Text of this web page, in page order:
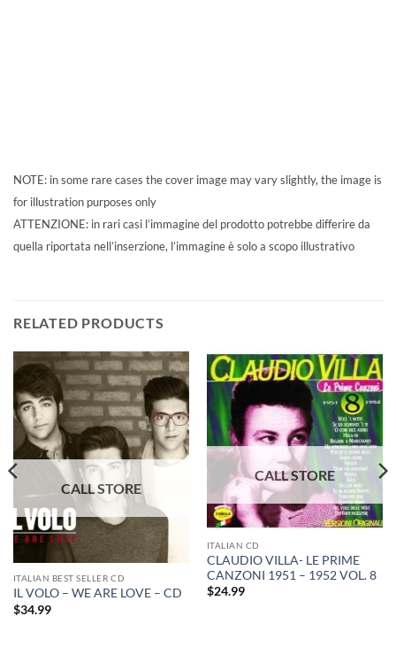
NOTE: in some rare cases the cover image may vary slightly, the image is
for illustration purposes only
ATTENZIONE: in rari casi l’immagine del prodotto potrebbe differire da
quella riportata nell’inserzione, l’immagine è solo a scopo illustrativo
RELATED PRODUCTS
ITALIAN BEST SELLER CD
IL VOLO – WE ARE LOVE – CD
$34.99
ITALIAN CD
CLAUDIO VILLA- LE PRIME
CANZONI 1951 – 1952 VOL. 8
$24.99